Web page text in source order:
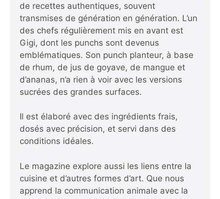
de recettes authentiques, souvent
transmises de génération en génération. L’un
des chefs régulièrement mis en avant est
Gigi, dont les punchs sont devenus
emblématiques. Son punch planteur, à base
de rhum, de jus de goyave, de mangue et
d’ananas, n’a rien à voir avec les versions
sucrées des grandes surfaces.
Il est élaboré avec des ingrédients frais,
dosés avec précision, et servi dans des
conditions idéales.
Le magazine explore aussi les liens entre la
cuisine et d’autres formes d’art. Que nous
apprend la communication animale avec la